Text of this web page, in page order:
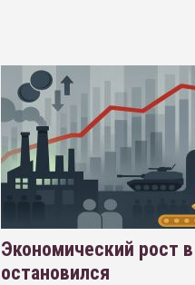
Экономический рост
остановился